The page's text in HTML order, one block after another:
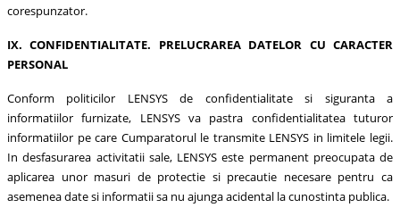
corespunzator.
IX. CONFIDENTIALITATE. PRELUCRAREA DATELOR CU CARACTER
PERSONAL
Conform politicilor LENSYS de confidentialitate si siguranta a
informatiilor furnizate, LENSYS va pastra confidentialitatea tuturor
informatiilor pe care Cumparatorul le transmite LENSYS in limitele legii.
In desfasurarea activitatii sale, LENSYS este permanent preocupata de
aplicarea unor masuri de protectie si precautie necesare pentru ca
asemenea date si informatii sa nu ajunga acidental la cunostinta publica.